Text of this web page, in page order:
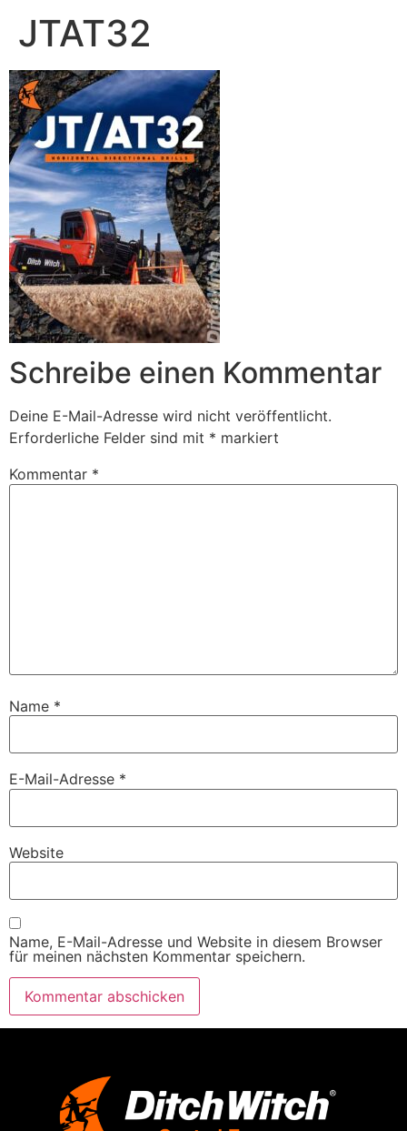
JTAT32
Schreibe einen Kommentar
Deine E-Mail-Adresse wird nicht veröffentlicht.
Erforderliche Felder sind mit * markiert
Kommentar *
Name *
E-Mail-Adresse *
Website
Name, E-Mail-Adresse und Website in diesem Browser
für meinen nächsten Kommentar speichern.